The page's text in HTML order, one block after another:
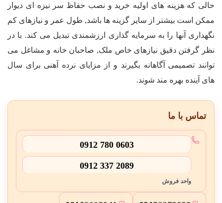
حالی که هزینه های اولیه خرید و نصب حفاظ سر نیزه ای دیوار
ممکن است بیشتر از سایر گزینه ها باشد, طول عمر و نیازهای کم
نگهداری آنها را به سرمایه گذاری ارزشمندی تبدیل می کند. با در
نظر گرفتن دقیق نیازهای خاص ملک, صاحبان خانه و مشاغل می
توانند تصمیمی آگاهانه بگیرند و از مزایای نرده آهنی برای سال
های آینده بهره مند شوند.
تماس با ما
0912 780 0603
0912 337 2089
واحد فروش